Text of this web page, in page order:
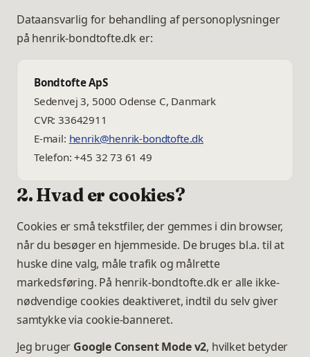
Dataansvarlig for behandling af personoplysninger
på henrik-bondtofte.dk er:
Bondtofte ApS
Sedenvej 3, 5000 Odense C, Danmark
CVR:33642911
E-mail: henrik@henrik-bondtofte.dk
Telefon:+45 32 73 61 49
2. Hvad er cookies?
Cookies er små tekstfiler, der gemmes i din browser,
når du besøger en hjemmeside. De bruges bl.a. til at
huske dine valg, måle trafik og målrette
markedsføring. På henrik-bondtofte.dk er alle ikke-
nødvendige cookies deaktiveret, indtil du selv giver
samtykke via cookie-banneret.
Jeg bruger Google Consent Mode v2, hvilket betyder